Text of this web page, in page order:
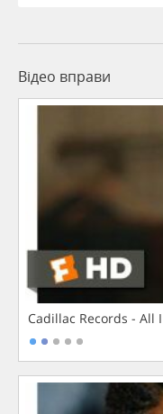
Відео вправи
Cadillac Records - All